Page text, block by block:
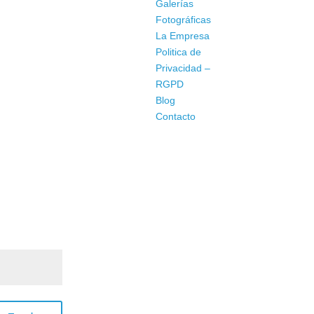
Galerías
Fotográficas
La Empresa
Politica de
Privacidad –
RGPD
Blog
Contacto